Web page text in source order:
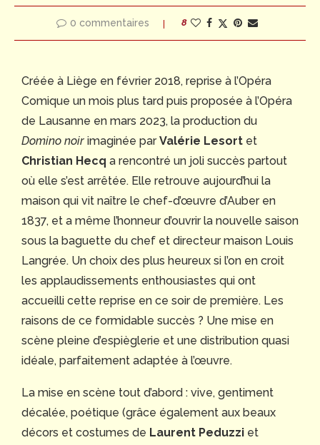
0 commentaires 8
Créée à Liège en février 2018, reprise à l’Opéra
Comique un mois plus tard puis proposée à l’Opéra
de Lausanne en mars 2023, la production du
Domino noir imaginée parValérie Lesort et
Christian Hecq a rencontré un joli succès partout
où elle s’est arrêtée. Elle retrouve aujourd’hui la
maison qui vit naître le chef-d’œuvre d’Auber en
1837, et a même l’honneur d’ouvrir la nouvelle saison
sous la baguette du chef et directeur maison Louis
Langrée. Un choix des plus heureux si l’on en croit
les applaudissements enthousiastes qui ont
accueilli cette reprise en ce soir de première. Les
raisons de ce formidable succès ? Une mise en
scène pleine d’espièglerie et une distribution quasi
idéale, parfaitement adaptée à l’œuvre.
La mise en scène tout d’abord : vive, gentiment
décalée, poétique (grâce également aux beaux
décors et costumes de Laurent Peduzzi et